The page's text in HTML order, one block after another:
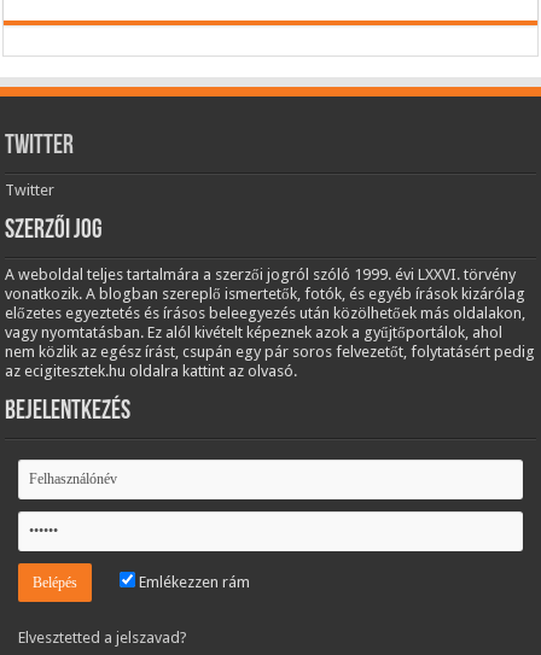
Twitter
Twitter
Szerzői jog
A weboldal teljes tartalmára a szerzői jogról szóló 1999. évi LXXVI. törvény
vonatkozik. A blogban szereplő ismertetők, fotók, és egyéb írások kizárólag
előzetes egyeztetés és írásos beleegyezés után közölhetőek más oldalakon,
vagy nyomtatásban. Ez alól kivételt képeznek azok a gyűjtőportálok, ahol
nem közlik az egész írást, csupán egy pár soros felvezetőt, folytatásért pedig
az ecigitesztek.hu oldalra kattint az olvasó.
Bejelentkezés
Emlékezzen rám
Elvesztetted a jelszavad?